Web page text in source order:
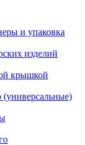
и упаковка
изделий
крышкой
(универсальные)